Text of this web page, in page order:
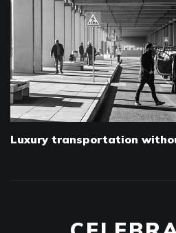
Luxury transportation